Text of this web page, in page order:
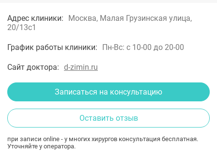
Адрес клиники:
Москва, Малая Грузинская улица,
20/13с1
График работы клиники: Пн-Вс: с 10-00 до 20-00
Сайт доктора: d-zimin.ru
Записаться на консультацию
Оставить отзыв
при записи online - у многих хирургов консультация бесплатная.
Уточняйте у оператора.